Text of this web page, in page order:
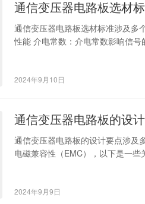
通信变压器电路板选材
通信变压器电路板选材标准涉及多
性能 介电常数：介电常数影响信
2024年9月10日
通信变压器电路板的设
通信变压器电路板的设计要点涉及
电磁兼容性（EMC），以下是一
2024年9月9日